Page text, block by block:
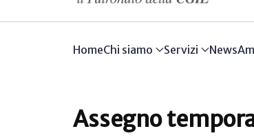
HomeChi siamo Servizi News
Assegno